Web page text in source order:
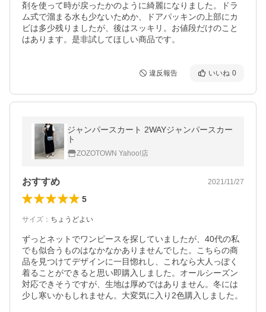
剤を使って時が戻ったかのように綺麗になりました。ドラ
ム式で溜まる水も少ないためか、ドアパッキンの上部にカ
ビは多少残りましたが、後はスッキリ。お値段だけのこと
はあります。是非試してほしい商品です。
違反報告 いいね 0
ジャンパースカート 2WAYジャンパースカー
ト
ZOZOTOWN Yahoo!店
おすすめ 2021/11/27
5
サイズ ： ちょうどよい
ずっとネットでワンピースを探していましたが、40代の私
でも似合うものはなかなかありませんでした。こちらの商
品を見つけてデザインに一目惚れし、これなら大人っぽく
着ることができると思い即購入しました。オールシーズン
対応できそうですが、生地は厚めではありません。冬には
少し寒いかもしれません。大変気に入り2色購入しました。